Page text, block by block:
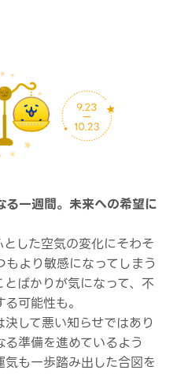
一週間。未来への希望に
した空気の変化にそわそ
より敏感になってしまう
ばかりが気になって、不
可能性も。
して悪い知らせではあり
準備を進めているよう
も一歩踏み出した合図を